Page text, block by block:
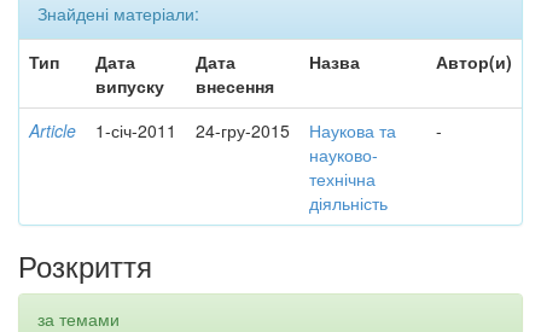
Знайдені матеріали:
Тип
Дата
випуску
Дата
внесення
Назва Автор(и)
Article 1-січ-2011 24-гру-2015
Наукова та
науково-
технічна
діяльність
-
Розкриття
за темами